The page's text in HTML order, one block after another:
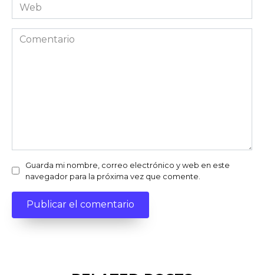
Web
Comentario
Guarda mi nombre, correo electrónico y web en este
navegador para la próxima vez que comente.